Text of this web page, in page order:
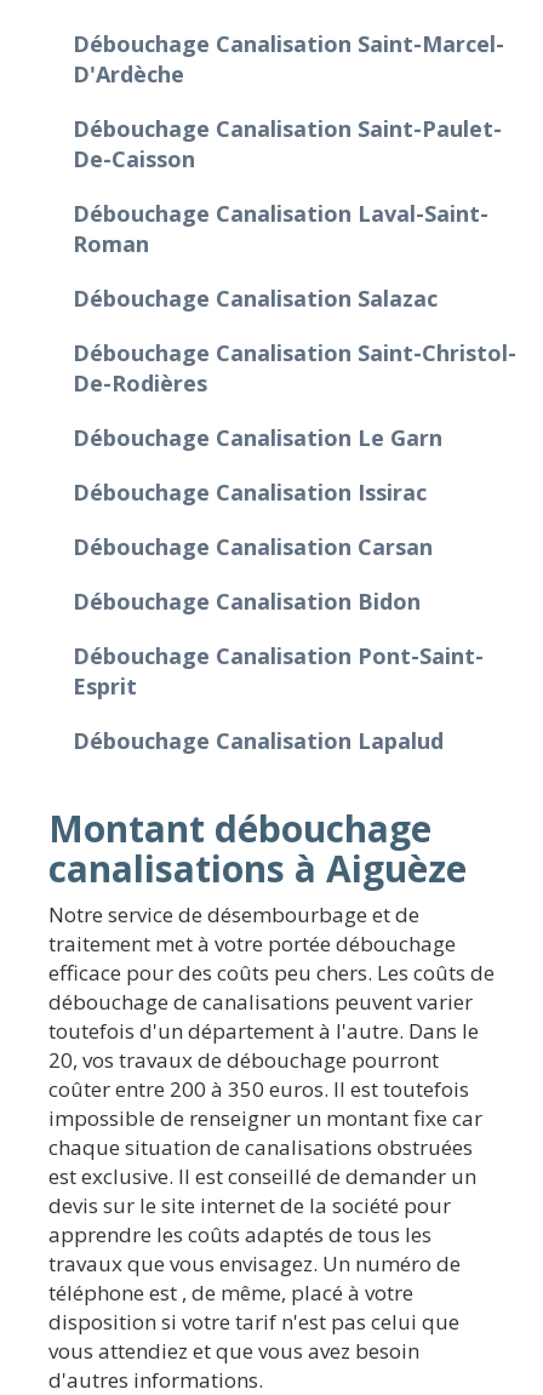
Débouchage Canalisation Saint-Marcel-
D'Ardèche
Débouchage Canalisation Saint-Paulet-
De-Caisson
Débouchage Canalisation Laval-Saint-
Roman
Débouchage Canalisation Salazac
Débouchage Canalisation Saint-Christol-
De-Rodières
Débouchage Canalisation Le Garn
Débouchage Canalisation Issirac
Débouchage Canalisation Carsan
Débouchage Canalisation Bidon
Débouchage Canalisation Pont-Saint-
Esprit
Débouchage Canalisation Lapalud
Montant débouchage
canalisations à Aiguèze
Notre service de désembourbage et de
traitement met à votre portée débouchage
efficace pour des coûts peu chers. Les coûts de
débouchage de canalisations peuvent varier
toutefois d'un département à l'autre. Dans le
20, vos travaux de débouchage pourront
coûter entre 200 à 350 euros. Il est toutefois
impossible de renseigner un montant fixe car
chaque situation de canalisations obstruées
est exclusive. Il est conseillé de demander un
devis sur le site internet de la société pour
apprendre les coûts adaptés de tous les
travaux que vous envisagez. Un numéro de
téléphone est , de même, placé à votre
disposition si votre tarif n'est pas celui que
vous attendiez et que vous avez besoin
d'autres informations.